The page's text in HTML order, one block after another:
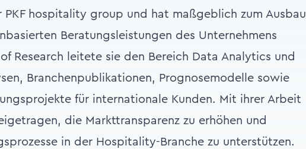
PKF hospitality group und hat maßgeblich zum Ausbau
Beratungsleistungen des Unternehmens
Research leitete sie den Bereich Data Analytics und
Branchenpublikationen, Prognosemodelle sowie
für internationale Kunden. Mit ihrer Arbeit
die Markttransparenz zu erhöhen und
in der Hospitality-Branche zu unterstützen.